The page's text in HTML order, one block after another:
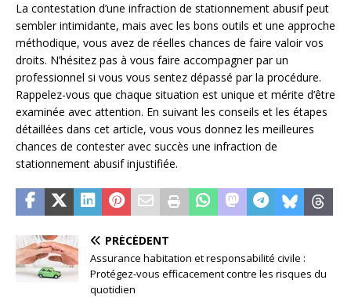
La contestation d’une infraction de stationnement abusif peut
sembler intimidante, mais avec les bons outils et une approche
méthodique, vous avez de réelles chances de faire valoir vos
droits. N’hésitez pas à vous faire accompagner par un
professionnel si vous vous sentez dépassé par la procédure.
Rappelez-vous que chaque situation est unique et mérite d’être
examinée avec attention. En suivant les conseils et les étapes
détaillées dans cet article, vous vous donnez les meilleures
chances de contester avec succès une infraction de
stationnement abusif injustifiée.
PRÉCÉDENT
Assurance habitation et responsabilité civile :
Protégez-vous efficacement contre les risques du
quotidien